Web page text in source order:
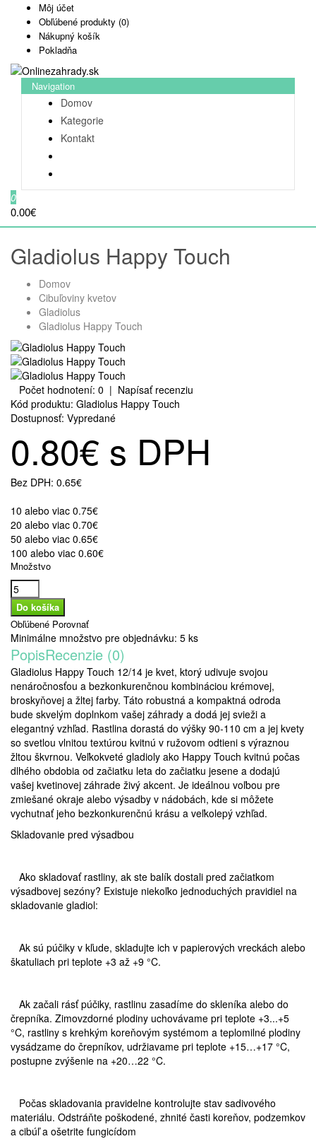
Môj účet
Obľúbené produkty (0)
Nákupný košík
Pokladňa
Navigation
Domov
Kategorie
Kontakt
0
0.00€
Gladiolus Happy Touch
Domov
Cibuľoviny kvetov
Gladiolus
Gladiolus Happy Touch
Počet hodnotení: 0 | Napísať recenziu
Kód produktu: Gladiolus Happy Touch
Dostupnosť: Vypredané
0.80€ s DPH
Bez DPH: 0.65€
10 alebo viac 0.75€
20 alebo viac 0.70€
50 alebo viac 0.65€
100 alebo viac 0.60€
Množstvo
Obľúbené Porovnať
Minimálne množstvo pre objednávku: 5 ks
PopisRecenzie (0)
Gladiolus Happy Touch 12/14 je kvet, ktorý udivuje svojou
nenáročnosťou a bezkonkurenčnou kombináciou krémovej,
broskyňovej a žltej farby. Táto robustná a kompaktná odroda
bude skvelým doplnkom vašej záhrady a dodá jej svieži a
elegantný vzhľad. Rastlina dorastá do výšky 90-110 cm a jej kvety
so svetlou vlnitou textúrou kvitnú v ružovom odtieni s výraznou
žltou škvrnou. Veľkokveté gladioly ako Happy Touch kvitnú počas
dlhého obdobia od začiatku leta do začiatku jesene a dodajú
vašej kvetinovej záhrade živý akcent. Je ideálnou voľbou pre
zmiešané okraje alebo výsadby v nádobách, kde si môžete
vychutnať jeho bezkonkurenčnú krásu a veľkolepý vzhľad.
Skladovanie pred výsadbou
Ako skladovať rastliny, ak ste balík dostali pred začiatkom
výsadbovej sezóny? Existuje niekoľko jednoduchých pravidiel na
skladovanie gladiol:
Ak sú púčiky v kľude, skladujte ich v papierových vreckách alebo
škatuliach pri teplote +3 až +9 °C.
Ak začali rásť púčiky, rastlinu zasadíme do skleníka alebo do
črepníka. Zimovzdorné plodiny uchovávame pri teplote +3...+5
°C, rastliny s krehkým koreňovým systémom a teplomilné plodiny
vysádzame do črepníkov, udržiavame pri teplote +15…+17 °C,
postupne zvýšenie na +20…22 °C.
Počas skladovania pravidelne kontrolujte stav sadivového
materiálu. Odstráňte poškodené, zhnité časti koreňov, podzemkov
a cibúľ a ošetrite fungicídom